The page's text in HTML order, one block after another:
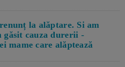
la alăptare. Si am
găsit cauza durerii -
mame care alăptează